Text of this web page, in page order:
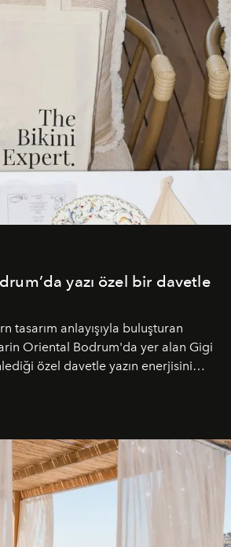
özel bir deneyime dönüştürüyor.
yazı özel bir davetle
tasarım anlayışıyla buluşturan
Oriental Bodrum'da yer alan Gigi
özel davetle yazın enerjisini